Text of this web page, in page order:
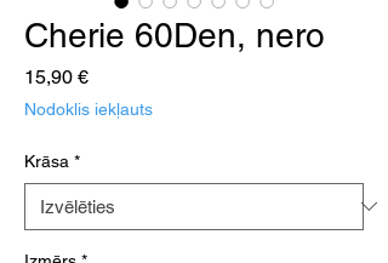
Cherie 60Den, nero
15,90 €Cena
Nodoklis iekļauts
Krāsa *